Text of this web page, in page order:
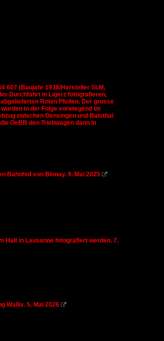
607 (Baujahr 1938/Hersteller SLM,
Durchfahrt in Ligerz fotografieren,
Roten Pfeilen. Der grosse
in der Folge vorwiegend im
zwischen Oensingen und Balsthal
OeBB den Triebwagen dann in
Bahnhof von Blonay. 9. Mai 2025 
Halt in Lausanne fotografiert werden. 7.
Wallis. 5. Mai 2026 